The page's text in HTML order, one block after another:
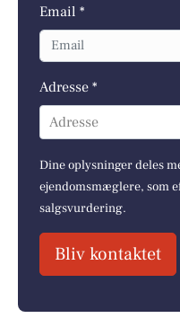
Email *
Adresse *
Adresse
Dine oplysninger deles
ejendomsmæglere, som
salgsvurdering.
Bliv kontaktet